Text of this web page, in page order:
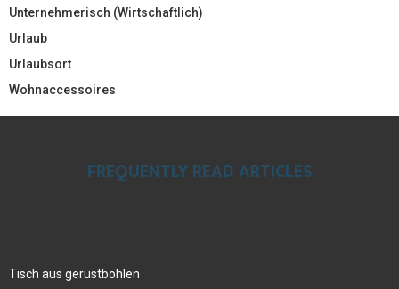
Unternehmerisch (Wirtschaftlich)
Urlaub
Urlaubsort
Wohnaccessoires
FREQUENTLY READ ARTICLES
Tisch aus gerüstbohlen